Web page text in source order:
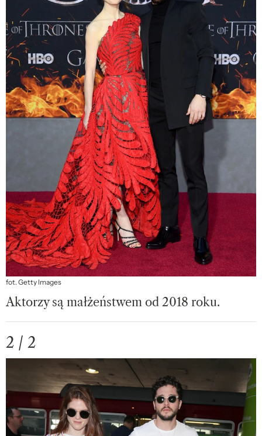
fot. Getty Images
Aktorzy są małżeństwem od 2018 roku.
2 / 2